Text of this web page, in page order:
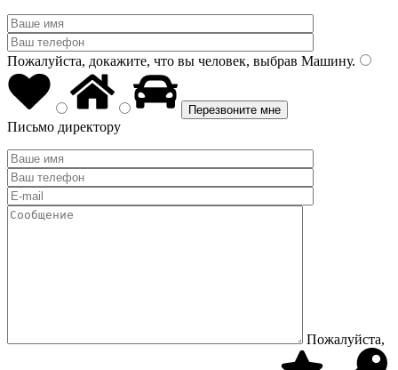
Пожалуйста, докажите, что вы человек, выбрав Машину.
Письмо директору
Пожалуйста,